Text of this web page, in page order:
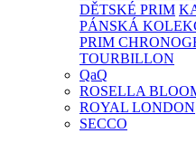
DĚTSKÉ PRIM
PÁNSKÁ
PRIM
TOURBILLON
QaQ
ROSELLA
ROYAL LONDON
SECCO